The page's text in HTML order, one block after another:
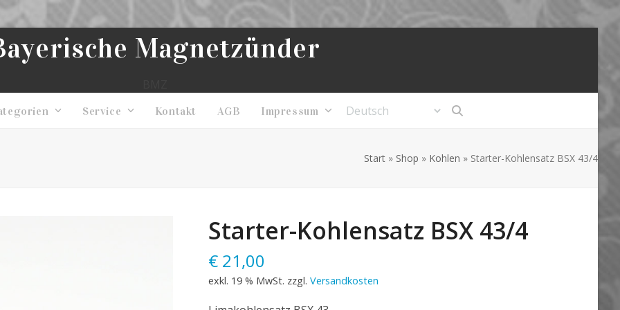
Magnetzünder
Service Kontakt AGB Impressum
Start » Shop » Kohlen » Starter-Kohlensatz BSX 43/4
Starter-Kohlensatz BSX 43/4
€21,00
exkl. 19 % MwSt. zzgl. Versandkosten